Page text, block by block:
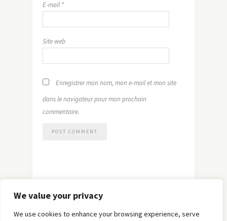
We value your privacy
We use cookies to enhance your browsing experience, serve
E-mail *
Site web
Enregistrer mon nom, mon e-mail et mon site
dans le navigateur pour mon prochain
commentaire.